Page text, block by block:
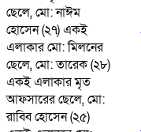
ছেলে, মো: নাঈম
হোসেন (২৭) একই
এলাকার মো: মিলনের
ছেলে, মো: তারেক (২৮)
একই এলাকার মৃত
আফসারের ছেলে, মো:
রাব্বি হোসেন (২৫)